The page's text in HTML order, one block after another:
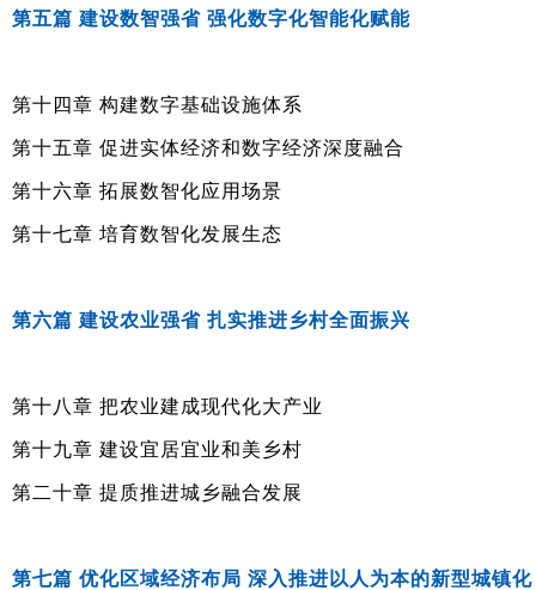
第五篇 建设数智强省 强化数字化智能化赋能
第十四章 构建数字基础设施体系
第十五章 促进实体经济和数字经济深度融合
第十六章 拓展数智化应用场景
第十七章 培育数智化发展生态
第六篇 建设农业强省 扎实推进乡村全面振兴
第十八章 把农业建成现代化大产业
第十九章 建设宜居宜业和美乡村
第二十章 提质推进城乡融合发展
第七篇 优化区域经济布局 深入推进以人为本的新型城镇化